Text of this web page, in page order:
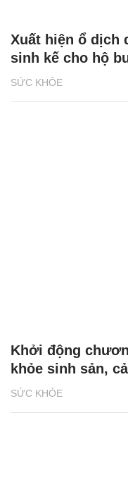
SỨC KHỎE
Xuất hiện ổ dịch
sinh kế cho hộ
SỨC KHỎE
Khởi động
khỏe sinh sản,